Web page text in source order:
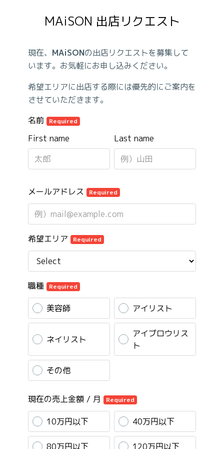
MAiSON 出店リクエスト
現在、 MAiSONの出店リクエストを募集して
います。お気軽にお申し込みください。
希望エリアに出店する際には優先的にご案内を
させていただきます。
名前
Required
Last name
First name
メールアドレス Required
希望エリア Required
職種 Required
美容師 アイリスト
ネイリスト
アイブロウリス
ト
その他
現在の売上金額 / 月 Required
10万円以下 40万円以下
80万円以下 120万円以下